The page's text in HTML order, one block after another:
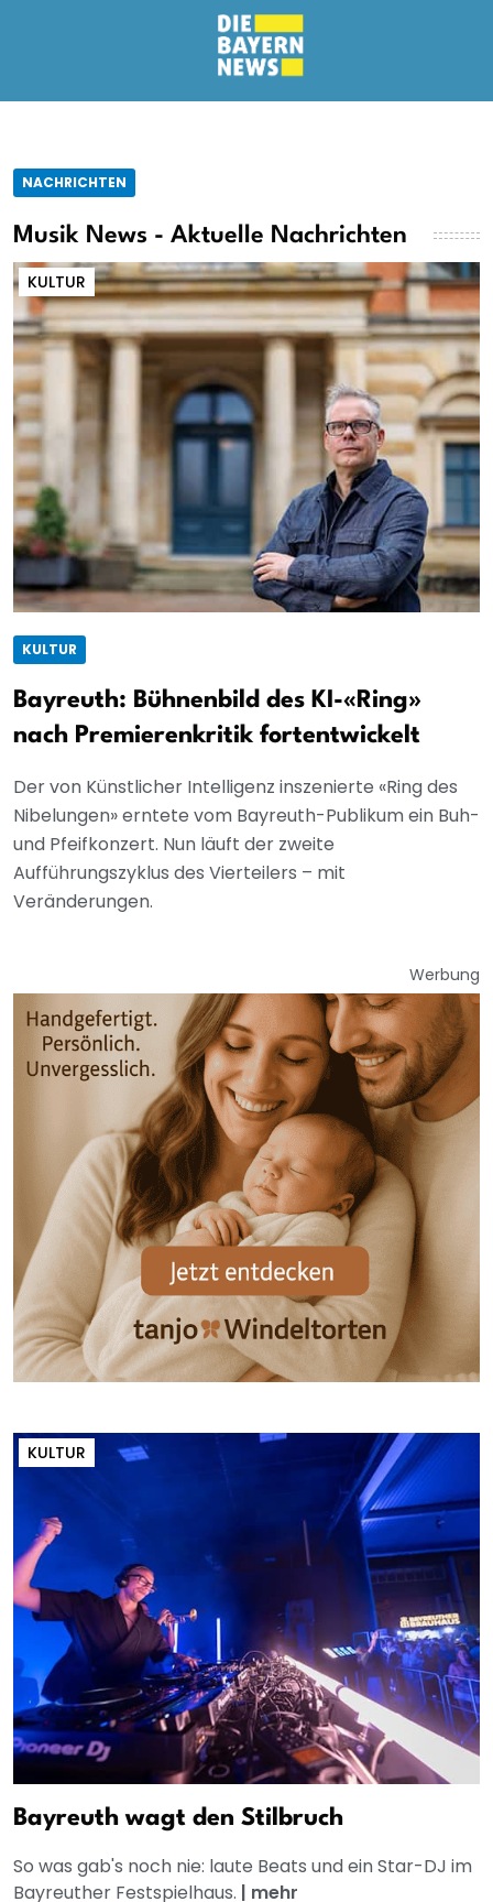
NACHRICHTEN
Musik News - Aktuelle Nachrichten
KULTUR
KULTUR
Bayreuth: Bühnenbild des KI-«Ring»
nach Premierenkritik fortentwickelt
Der von Künstlicher Intelligenz inszenierte «Ring des
Nibelungen» erntete vom Bayreuth-Publikum ein Buh-
und Pfeifkonzert. Nun läuft der zweite
Aufführungszyklus des Vierteilers – mit
Veränderungen.
Werbung
KULTUR
Bayreuth wagt den Stilbruch
So was gab's noch nie: laute Beats und ein Star-DJ im
Bayreuther Festspielhaus. | mehr